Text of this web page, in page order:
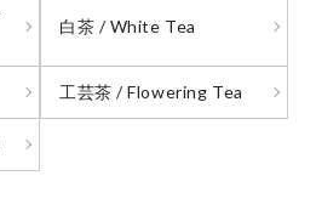
白茶 / White Tea
工芸茶 / Flowering Tea